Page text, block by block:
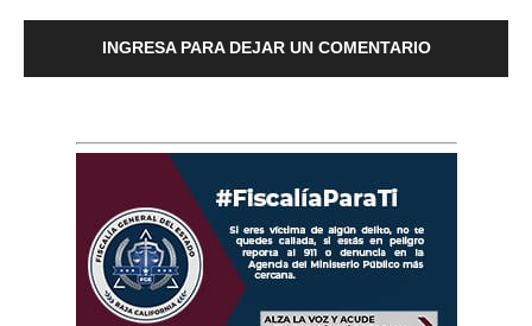
INGRESA PARA DEJAR UN COMENTARIO